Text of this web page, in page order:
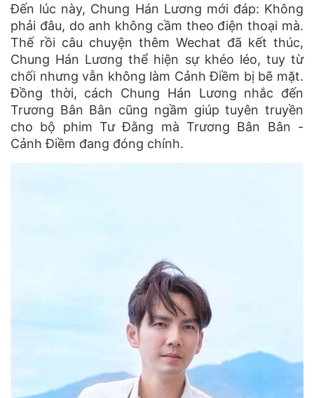
Đến lúc này, Chung Hán Lương mới đáp: Không
phải đâu, do anh không cầm theo điện thoại mà.
Thế rồi câu chuyện thêm Wechat đã kết thúc,
Chung Hán Lương thể hiện sự khéo léo, tuy từ
chối nhưng vẫn không làm Cảnh Điềm bị bẽ mặt.
Đồng thời, cách Chung Hán Lương nhắc đến
Trương Bân Bân cũng ngầm giúp tuyên truyền
cho bộ phim Tư Đằng mà Trương Bân Bân -
Cảnh Điềm đang đóng chính.